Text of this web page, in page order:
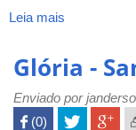
Leia mais
Santa
Mônica
Glória -
Enviado por
 (0)